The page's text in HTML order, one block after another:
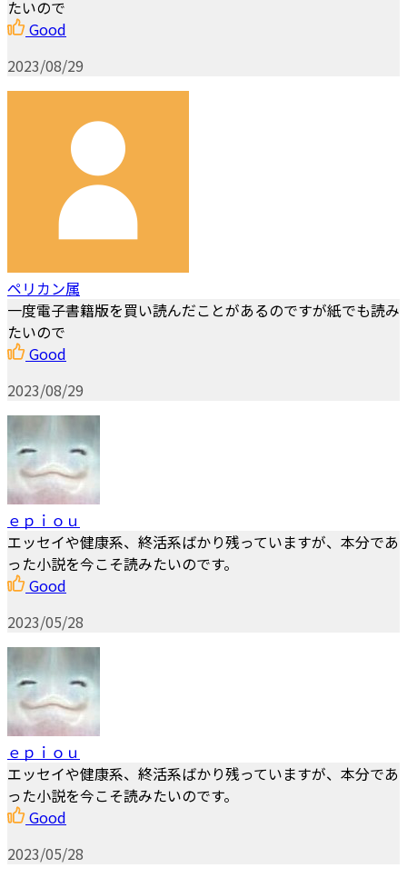
たいので
Good
2023/08/29
ペリカン属
一度電子書籍版を買い読んだことがあるのですが紙でも読み
たいので
Good
2023/08/29
ｅｐｉｏｕ
エッセイや健康系、終活系ばかり残っていますが、本分であ
った小説を今こそ読みたいのです。
Good
2023/05/28
ｅｐｉｏｕ
エッセイや健康系、終活系ばかり残っていますが、本分であ
った小説を今こそ読みたいのです。
Good
2023/05/28